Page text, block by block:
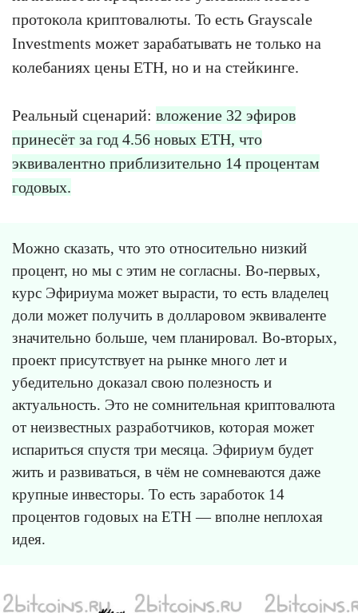
протокола криптовалюты. То есть Grayscale
Investments может зарабатывать не только на
колебаниях цены ETH, но и на стейкинге.
Реальный сценарий: вложение 32 эфиров
принесёт за год 4.56 новых ETH, что
эквивалентно приблизительно 14 процентам
годовых.
Можно сказать, что это относительно низкий
процент, но мы с этим не согласны. Во-первых,
курс Эфириума может вырасти, то есть владелец
доли может получить в долларовом эквиваленте
значительно больше, чем планировал. Во-вторых,
проект присутствует на рынке много лет и
убедительно доказал свою полезность и
актуальность. Это не сомнительная криптовалюта
от неизвестных разработчиков, которая может
испариться спустя три месяца. Эфириум будет
жить и развиваться, в чём не сомневаются даже
крупные инвесторы. То есть заработок 14
процентов годовых на ETH — вполне неплохая
идея.